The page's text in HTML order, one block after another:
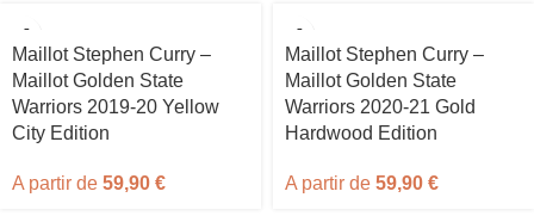
Maillot Stephen Curry –
Maillot Golden State
Warriors 2019-20 Yellow
City Edition
A partir de 59,90 €
Maillot Stephen Curry –
Maillot Golden State
Warriors 2020-21 Gold
Hardwood Edition
A partir de 59,90 €